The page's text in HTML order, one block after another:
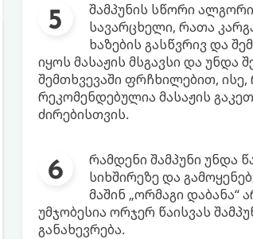
შამპუნის სწორი
სავარცხელი, რათა
ხაზების გასწვრივ და
იყოს მასაჟის მსგავსი და
შემთხვევაში ფრჩხილებით,
რეკომენდებულია მასაჟის
ძირებისთვის.
რამდენი შამპუნი უნდა
სიხშირეზე და
მაშინ „ორმაგი დაბანა“
უმჯობესია ორჯერ წაისვას
განახევრება.